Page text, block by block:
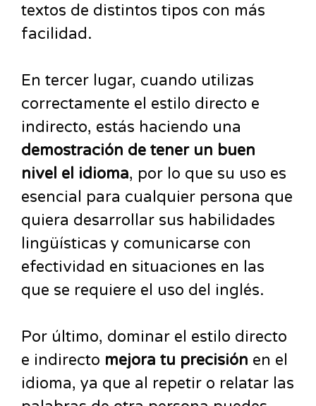
textos de distintos tipos con más
facilidad.
En tercer lugar, cuando utilizas
correctamente el estilo directo e
indirecto, estás haciendo una
demostración de tener un buen
nivel el idioma, por lo que su uso es
esencial para cualquier persona que
quiera desarrollar sus habilidades
lingüísticas y comunicarse con
efectividad en situaciones en las
que se requiere el uso del inglés.
Por último, dominar el estilo directo
e indirecto mejora tu precisión en el
idioma, ya que al repetir o relatar las